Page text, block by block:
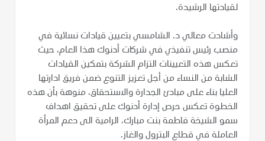
لقيادتها الرشيدة.
وأشادت معالي د. الشامسي بتعيين قيادات نسائية في
منصب رئيس تنفيذي في شركات أدنوك هذا العام، حيث
تعكس هذه التعيينات التزام الشركة بتمكين القيادات
الشابة من النساء من أجل تعزيز التنوع ضمن فريق ادارتها
العليا بناء على مبادئ الجدارة والاستحقاق، منوهة بأن هذه
الخطوة تعكس حرص إدارة أدنوك على تحقيق اهداف
سمو الشيخة فاطمة بنت مبارك، الرامية الى دعم المرأة
العاملة في قطاع البترول والغاز.